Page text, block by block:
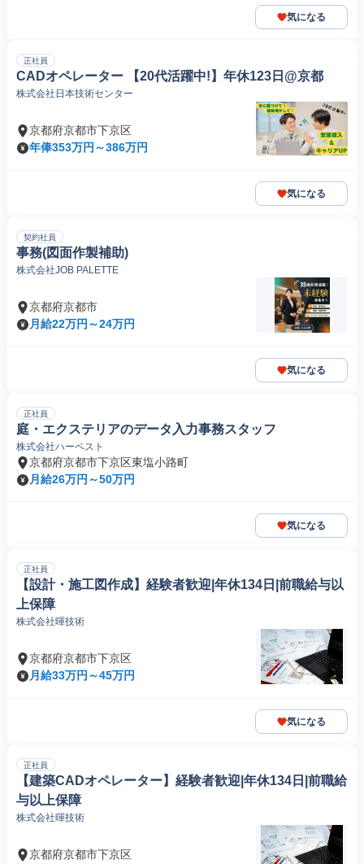
気になる
正社員
CADオペレーター 【20代活躍中!】年休123日@京都
株式会社日本技術センター
京都府京都市下京区
年俸353万円～386万円
気になる
契約社員
事務(図面作製補助)
株式会社JOB PALETTE
京都府京都市
月給22万円～24万円
気になる
正社員
庭・エクステリアのデータ入力事務スタッフ
株式会社ハーベスト
京都府京都市下京区東塩小路町
月給26万円～50万円
気になる
正社員
【設計・施工図作成】経験者歓迎|年休134日|前職給与以
上保障
株式会社暉技術
京都府京都市下京区
月給33万円～45万円
気になる
正社員
【建築CADオペレーター】経験者歓迎|年休134日|前職給
与以上保障
株式会社暉技術
京都府京都市下京区